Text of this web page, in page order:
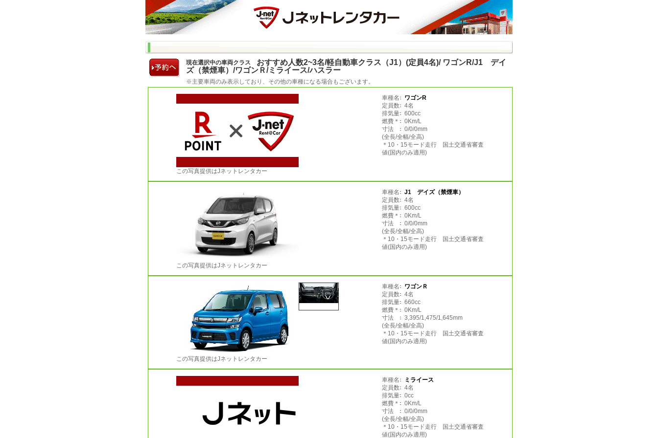
現在選択中の車両クラス
おすすめ人数2~3名/軽自動車クラス（J1）(定員4名)/ ワゴンR/J1 デイ
ズ（禁煙車）/ワゴンＲ/ミライース/ハスラー
※主要車両のみ表示しており、その他の車種になる場合もございます。
車種名
ワゴンR
定員数
4名
排気量
600cc
燃費＊
0Km/L
寸法
0/0/0mm
(全長/全幅/全高)
＊10・15モード走行 国土交通省審査
値(国内のみ適用)
この写真提供はJネットレンタカー
車種名
J1 デイズ（禁煙車）
定員数
4名
排気量
600cc
燃費＊
0Km/L
寸法
0/0/0mm
(全長/全幅/全高)
＊10・15モード走行 国土交通省審査
値(国内のみ適用)
この写真提供はJネットレンタカー
車種名
ワゴンＲ
定員数
4名
排気量
660cc
燃費＊
0Km/L
寸法
3,395/1,475/1,645mm
(全長/全幅/全高)
＊10・15モード走行 国土交通省審査
値(国内のみ適用)
この写真提供はJネットレンタカー
車種名
ミライース
定員数
4名
排気量
0cc
燃費＊
0Km/L
寸法
0/0/0mm
(全長/全幅/全高)
＊10・15モード走行 国土交通省審査
値(国内のみ適用)